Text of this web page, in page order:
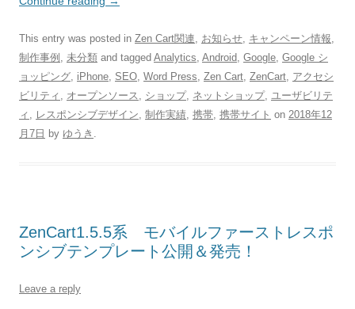
This entry was posted in Zen Cart関連 お知らせ キャンペーン情報
制作事例
未分類 and tagged Analytics Android Google Google シ
ョッピング iPhone SEO Word Press Zen Cart ZenCart アクセシ
ビリティ
オープンソース ショップ, ネットショップ, ユーザビリテ
ィ
レスポンシブデザイン 制作実績 携帯 携帯サイト on 2018年12
月7日 by ゆうき
ZenCart1.5.5系 モバイルファーストレスポ
ンシブテンプレート公開＆発売！
Leave a reply